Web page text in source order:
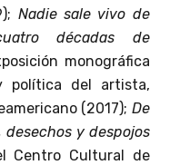
Nadie sale vivo de
décadas de
monográfica
política del artista,
(2017); De
desechos y despojos
Centro Cultural de